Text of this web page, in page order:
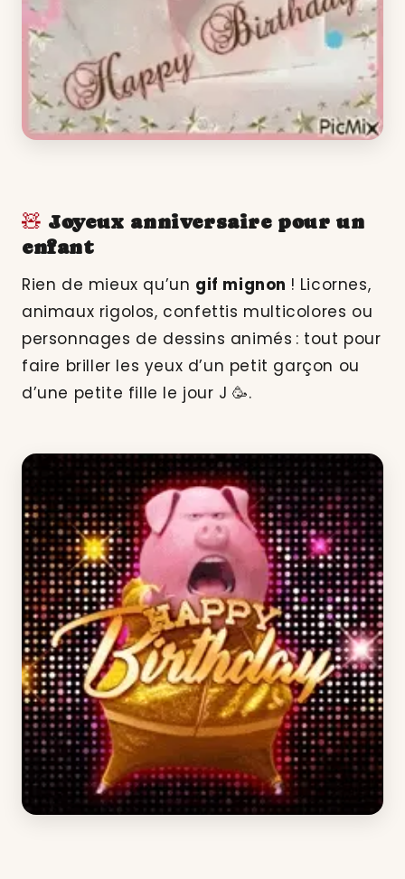
🧸 Joyeux anniversaire pour un
enfant
Rien de mieux qu’un gif mignon ! Licornes,
animaux rigolos, confettis multicolores ou
personnages de dessins animés : tout pour
faire briller les yeux d’un petit garçon ou
d’une petite fille le jour J 🥳.